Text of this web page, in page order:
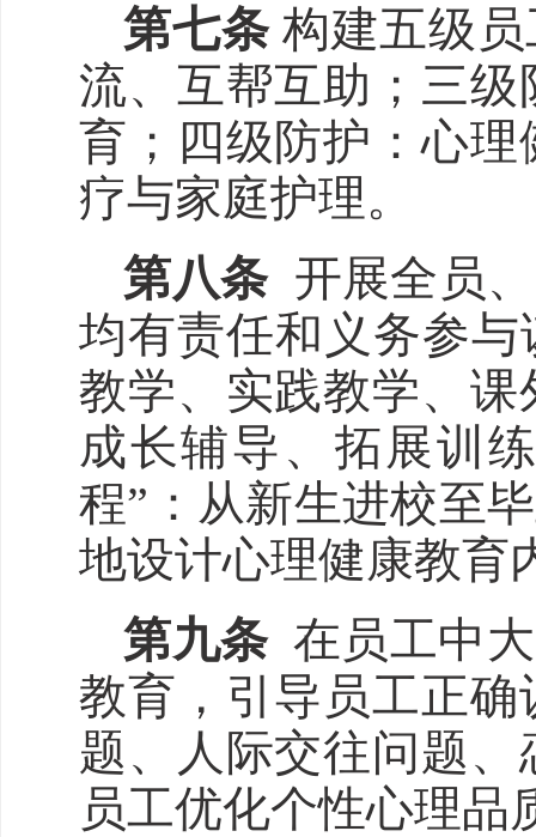
第七条 构建五级
流、互帮互助；三
育；四级防护：心
疗与家庭护理。
第八条 开展全员
均有责任和义务参
教学、实践教学、
成长辅导、拓展训
程”：从新生进校至
地设计心理健康教育
第九条 在员工中
教育，引导员工正
题、人际交往问题
员工优化个性心理